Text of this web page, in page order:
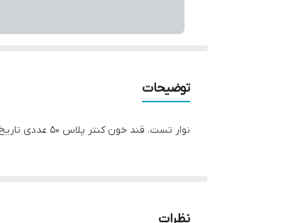
توضیحات
نوار تست. قند خون کنتر پلاس 50 عددی تاریخ 2026/01/31
نظرات